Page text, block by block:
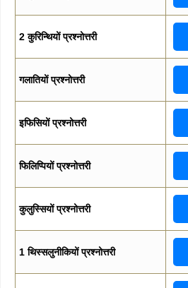
2 कुरिन्थियों प्रश्नोत्तरी
गलातियों प्रश्नोत्तरी
इफिसियों प्रश्नोत्तरी
फिलिप्पियों प्रश्नोत्तरी
कुलुस्सियों प्रश्नोत्तरी
1 थिस्सलुनीकियों प्रश्नोत्तरी